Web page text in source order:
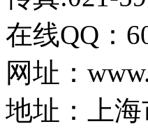
在线QQ：
网址：
地址：上